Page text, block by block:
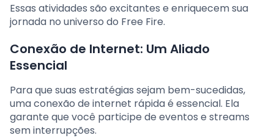
Essas atividades são excitantes e enriquecem sua
jornada no universo do Free Fire.
Conexão de Internet: Um Aliado
Essencial
Para que suas estratégias sejam bem-sucedidas,
uma conexão de internet rápida é essencial. Ela
garante que você participe de eventos e streams
sem interrupções.